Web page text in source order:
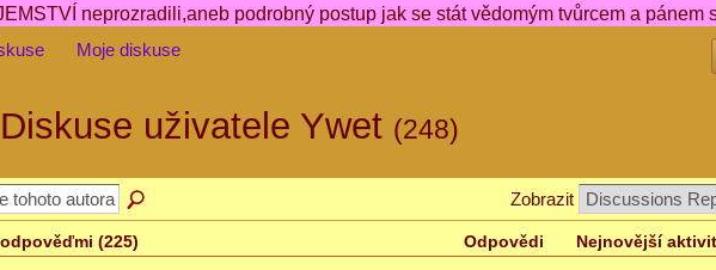
neprozradili,aneb podrobný postup jak se stát vědomým tvůrcem a pánem
Moje diskuse
Diskuse uživatele Ywet (248)
Zobrazit
(225) Odpovědi Nejnovější